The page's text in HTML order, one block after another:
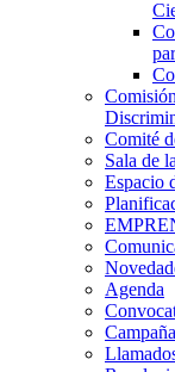
Comité
Sala de
Espacio
Agenda